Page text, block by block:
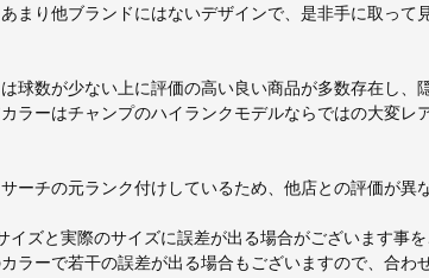
まり他ブランドにはないデザインで、是非手に取って
球数が少ない上に評価の高い良い商品が多数存在し、
ラーはチャンプのハイランクモデルならではの大変レ
ーチの元ランク付けしているため、他店との評価が異
ズと実際のサイズに誤差が出る場合がございます事を
ラーで若干の誤差が出る場合もございますので、合わ